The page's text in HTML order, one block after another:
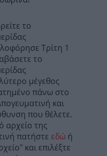
το
Τρίτη 1
το
μέγεθος
πάνω στο
και
που θέλετε.
αρχείο της
πατήστε εδώ ή
και επιλέξτε